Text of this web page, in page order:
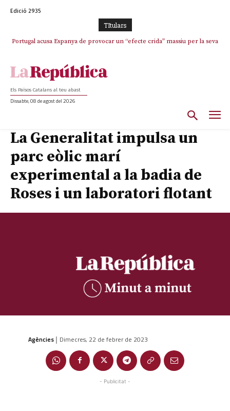
Edició 2935
TItulars
Portugal acusa Espanya de provocar un “efecte crida” massiu per la seva
Els Països Catalans al teu abast
Dissabte, 08 de agost del 2026
La Generalitat impulsa un
parc eòlic marí
experimental a la badia de
Roses i un laboratori flotant
Agències | Dimecres, 22 de febrer de 2023
- Publicitat -